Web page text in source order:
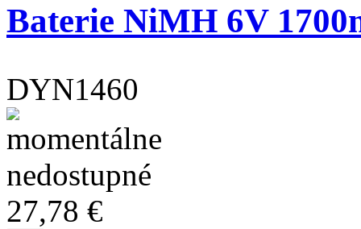
Baterie NiMH 6V
DYN1460
27,78 €